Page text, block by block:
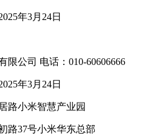
年3月24日
限公司 电话：010-60606666
年3月24日
路小米智慧产业园
路37号小米华东总部